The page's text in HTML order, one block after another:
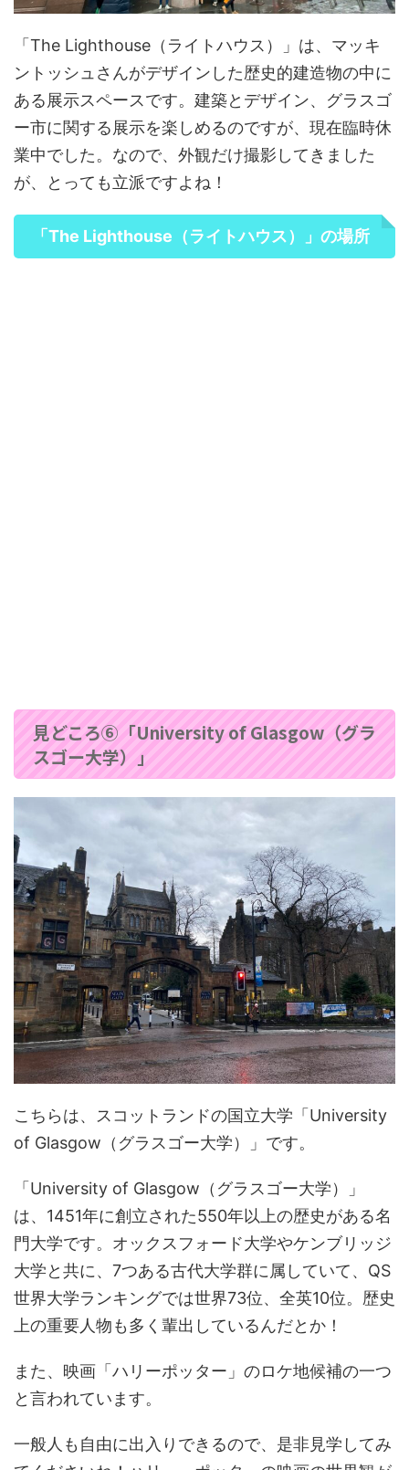
「The Lighthouse（ライトハウス）」は、マッキ
ントッシュさんがデザインした歴史的建造物の中に
ある展示スペースです。建築とデザイン、グラスゴ
ー市に関する展示を楽しめるのですが、現在臨時休
業中でした。なので、外観だけ撮影してきました
が、とっても立派ですよね！
「The Lighthouse（ライトハウス）」の場所
見どころ⑥「University of Glasgow（グラ
スゴー大学）」
こちらは、スコットランドの国立大学「University
of Glasgow（グラスゴー大学）」です。
「University of Glasgow（グラスゴー大学）」
は、1451年に創立された550年以上の歴史がある名
門大学です。オックスフォード大学やケンブリッジ
大学と共に、7つある古代大学群に属していて、QS
世界大学ランキングでは世界73位、全英10位。歴史
上の重要人物も多く輩出しているんだとか！
また、映画「ハリーポッター」のロケ地候補の一つ
と言われています。
一般人も自由に出入りできるので、是非見学してみ